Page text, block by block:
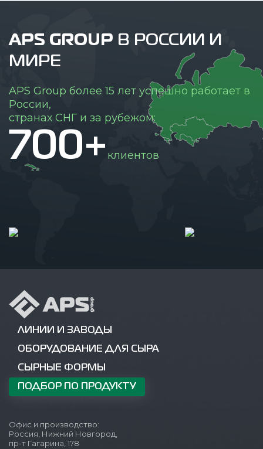
APS GROUP В РОССИИ И
МИРЕ
APS Group более 15 лет успешно работает в
России,
странах СНГ и за рубежом:
700+ клиентов
ЛИНИИ И ЗАВОДЫ
ОБОРУДОВАНИЕ ДЛЯ СЫРА
СЫРНЫЕ ФОРМЫ
ПОДБОР ПО ПРОДУКТУ
Офис и производство:
Россия, Нижний Новгород,
пр-т Гагарина, 178